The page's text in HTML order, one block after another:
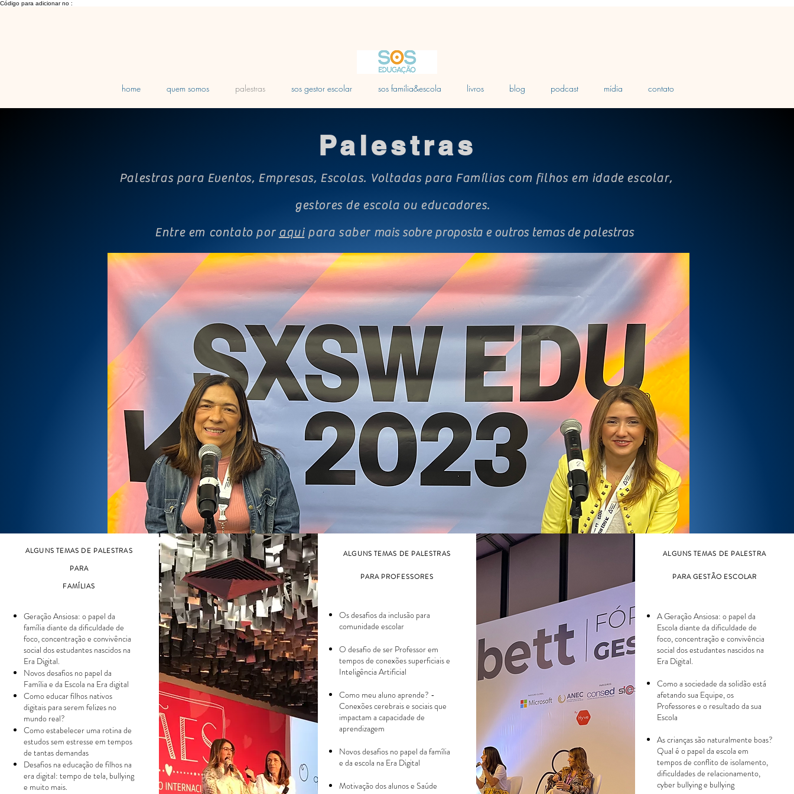
Código para adicionar no :
home quem somos palestras sos gestor escolar sos família&escola livros blog podcast mídia contato
Palestras
Palestras para Eventos, Empresas, Escolas. Voltadas para Famílias com filhos em idade escolar,
gestores de escola ou educadores.
Entre em contato por aquipara saber mais sobre proposta e outros temas de palestras
ALGUNS TEMAS DE PALESTRAS
PARA
FAMÍLIAS
Geração Ansiosa: o papel da
família diante da dificuldade de
foco,concentraçãoe convivência
social dos estudantes nascidos na
Era Digital.
Novos desafios no papel da
Família e da Escola na Era digital
Como educar filhos nativos
digitais para serem felizes no
mundo real?
Como estabelecer uma rotina de
estudos sem estresse em tempos
de tantas demandas
Desafios na educação de filhos na
era digital: tempo de tela, bullying
e muito mais.
ALGUNS TEMAS DE PALESTRAS
PARA PROFESSORES
Os desafios da inclusão para
comunidade escolar
O desafio de ser Professor em
tempos de conexões superficiais e
Inteligência Artificial
Como meu aluno aprende? -
Conexões cerebrais e sociais que
impactam a capacidade de
aprendizagem
Novos desafios no papel da família
e da escola na Era Digital
Motivação dos alunos e Saúde
ALGUNS TEMAS DE PALESTRA
PARA GESTÃO ESCOLAR
A Geração Ansiosa: o papel da
Escola diante da dificuldade de
foco, concentração e convivência
social dos estudantes nascidos na
Era Digital.
Como a sociedade da solidão está
afetando sua Equipe, os
Professores e o resultado da sua
Escola
As crianças são naturalmente boas?
Qual é o papel da escola em
tempos de conflito de isolamento,
dificuldades de relacionamento,
cyber bullying e bullying